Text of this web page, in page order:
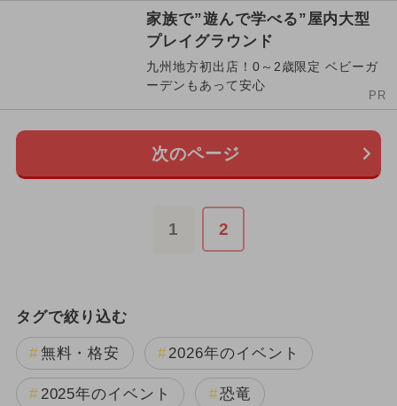
家族で”遊んで学べる”屋内大型
プレイグラウンド
九州地方初出店！0～2歳限定 ベビーガ
ーデンもあって安心
PR
次のページ
1 2
タグで絞り込む
無料・格安 2026年のイベント
2025年のイベント 恐竜